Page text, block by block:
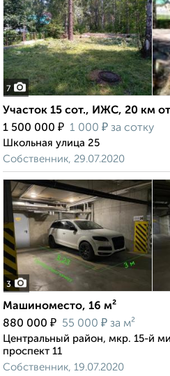
7
Участок 15 сот., ИЖС, 20 км
1 500 000 ₽ 1 000 ₽ за сотку
Школьная улица 25
Собственник, 29.07.2020
3
Машиноместо, 16 м²
880 000 ₽ 55 000 ₽ за м²
Центральный район, мкр. 15-й
проспект 11
Собственник, 19.07.2020